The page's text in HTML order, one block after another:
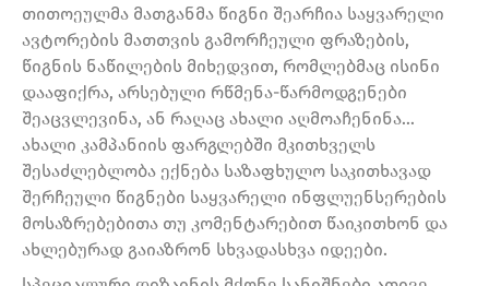
თითოეულმა მათგანმა წიგნი შეარჩია საყვარელი
ავტორების მათთვის გამორჩეული ფრაზების,
წიგნის ნაწილების მიხედვით, რომლებმაც ისინი
დააფიქრა, არსებული რწმენა-წარმოდგენები
შეაცვლევინა, ან რაღაც ახალი აღმოაჩენინა…
ახალი კამპანიის ფარგლებში მკითხველს
შესაძლებლობა ექნება საზაფხულო საკითხავად
შერჩეული წიგნები საყვარელი ინფლუენსერების
მოსაზრებებითა თუ კომენტარებით წაიკითხონ და
ახლებურად გაიაზრონ სხვადასხვა იდეები.